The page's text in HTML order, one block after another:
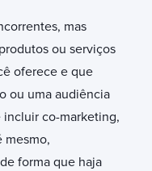
mas
ou serviços
oferece e que
ou uma audiência
incluir co-marketing,
mesmo,
forma que haja